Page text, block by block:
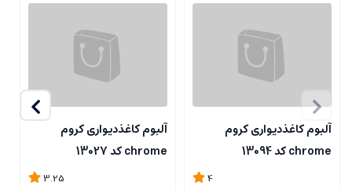
آلبوم کاغذدیواری کروم
chrome کد 13094
4
آلبوم کاغذدیواری کروم
chrome کد 13027
3.25